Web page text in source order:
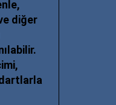
diğer